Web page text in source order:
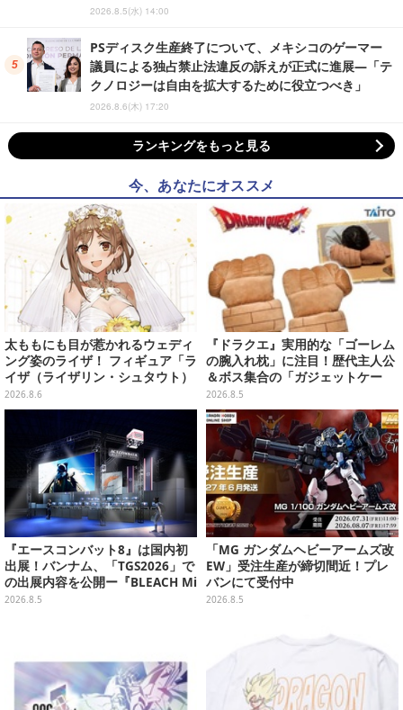
2026.8.5(水) 14:00
PSディスク生産終了について、メキシコのゲーマー
議員による独占禁止法違反の訴えが正式に進展―「テ
クノロジーは自由を拡大するために役立つべき」
2026.8.6(木) 17:20
ランキングをもっと見る
今、あなたにオススメ
太ももにも目が惹かれるウェディ
ング姿のライザ！ フィギュア「ラ
イザ（ライザリン・シュタウト）
ウェディングStyle」が8月7日よ
り予約受付開始
2026.8.6
『ドラクエ』実用的な「ゴーレム
の腕入れ枕」に注目！歴代主人公
＆ボス集合の「ガジェットケー
ス」ほか9プライズが8月順次展開
2026.8.5
『エースコンバット8』は国内初
出展！バンナム、「TGS2026」で
の出展内容を公開ー『BLEACH Mi
rrors High』や『ONE PIECE 海
2026.8.5
「MG ガンダムヘビーアームズ改
EW」受注生産が締切間近！プレ
バンにて受付中
2026.8.5